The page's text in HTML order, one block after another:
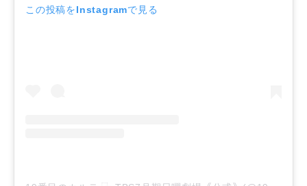
この投稿をInstagramで見る